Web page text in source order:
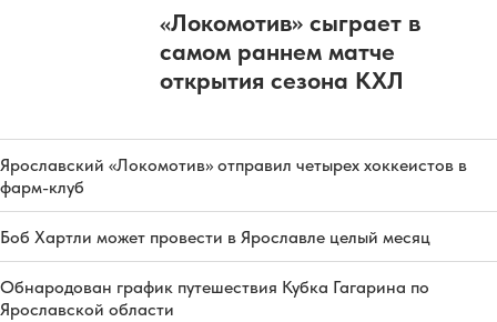
«Локомотив» сыграет в
самом раннем матче
открытия сезона КХЛ
Ярославский «Локомотив» отправил четырех хоккеистов в
фарм-клуб
Боб Хартли может провести в Ярославле целый месяц
Обнародован график путешествия Кубка Гагарина по
Ярославской области